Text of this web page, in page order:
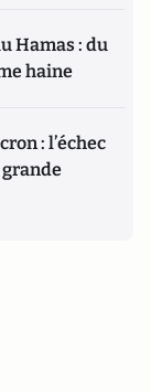
Hamas : du
haine
: l’échec